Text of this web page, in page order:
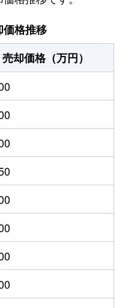
三島
三島
徒歩19分
三島
三島広小路
三島
三島
三島
三島
三島田町
格推移
売却価格（万円）